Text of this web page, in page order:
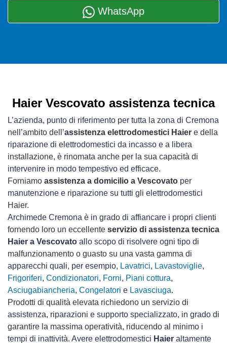
WhatsApp
Haier Vescovato assistenza tecnica
L’azienda, punto di riferimento per tutta la zona di Cremona
nell’ambito dell’assistenza elettrodomestici Haier e della
riparazione di elettrodomestici da incasso e a libera
installazione, è rinomata anche per la sua capacità di
intervenire in modo tempestivo ed efficace.
Forniamo assistenza a domicilio a Vescovato per
manutenzione e riparazione su tutti gli elettrodomestici
Haier.
Archimede Cremona è in grado di affiancare i propri clienti
fornendo loro un eccellente servizio di assistenza tecnica
Haier a Vescovato allo scopo di risolvere ogni tipo di
malfunzionamento o guasto su una vasta gamma di
apparecchi quali, per esempio, Lavatrici, Lavastoviglie,
Frigoriferi, Condizionatori, Forni, Piani cottura,
Asciugabiancheria, Congelatori e Lavasciuga.
Prodotti di qualità elevata richiedono un servizio di
assistenza, riparazioni e supporto specializzato, in grado di
garantire la massima operatività, riducendo al minimo i
tempi di inattività. Avere elettrodomestici Haier altamente